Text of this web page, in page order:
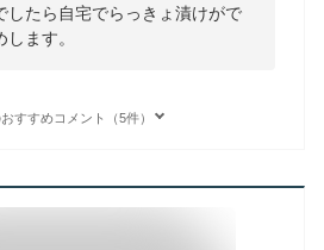
したら自宅でらっきょ漬けがで
ます。
すすめコメント（5件）